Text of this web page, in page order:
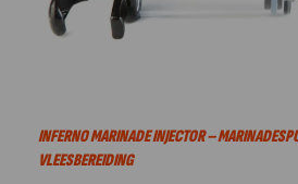
INFERNO MARINADE INJECTOR –
VLEESBEREIDING